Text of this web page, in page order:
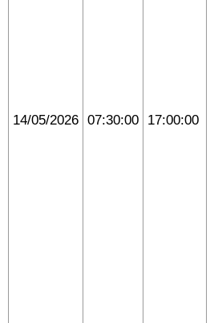
14/05/2026 07:30:00 17:00:00